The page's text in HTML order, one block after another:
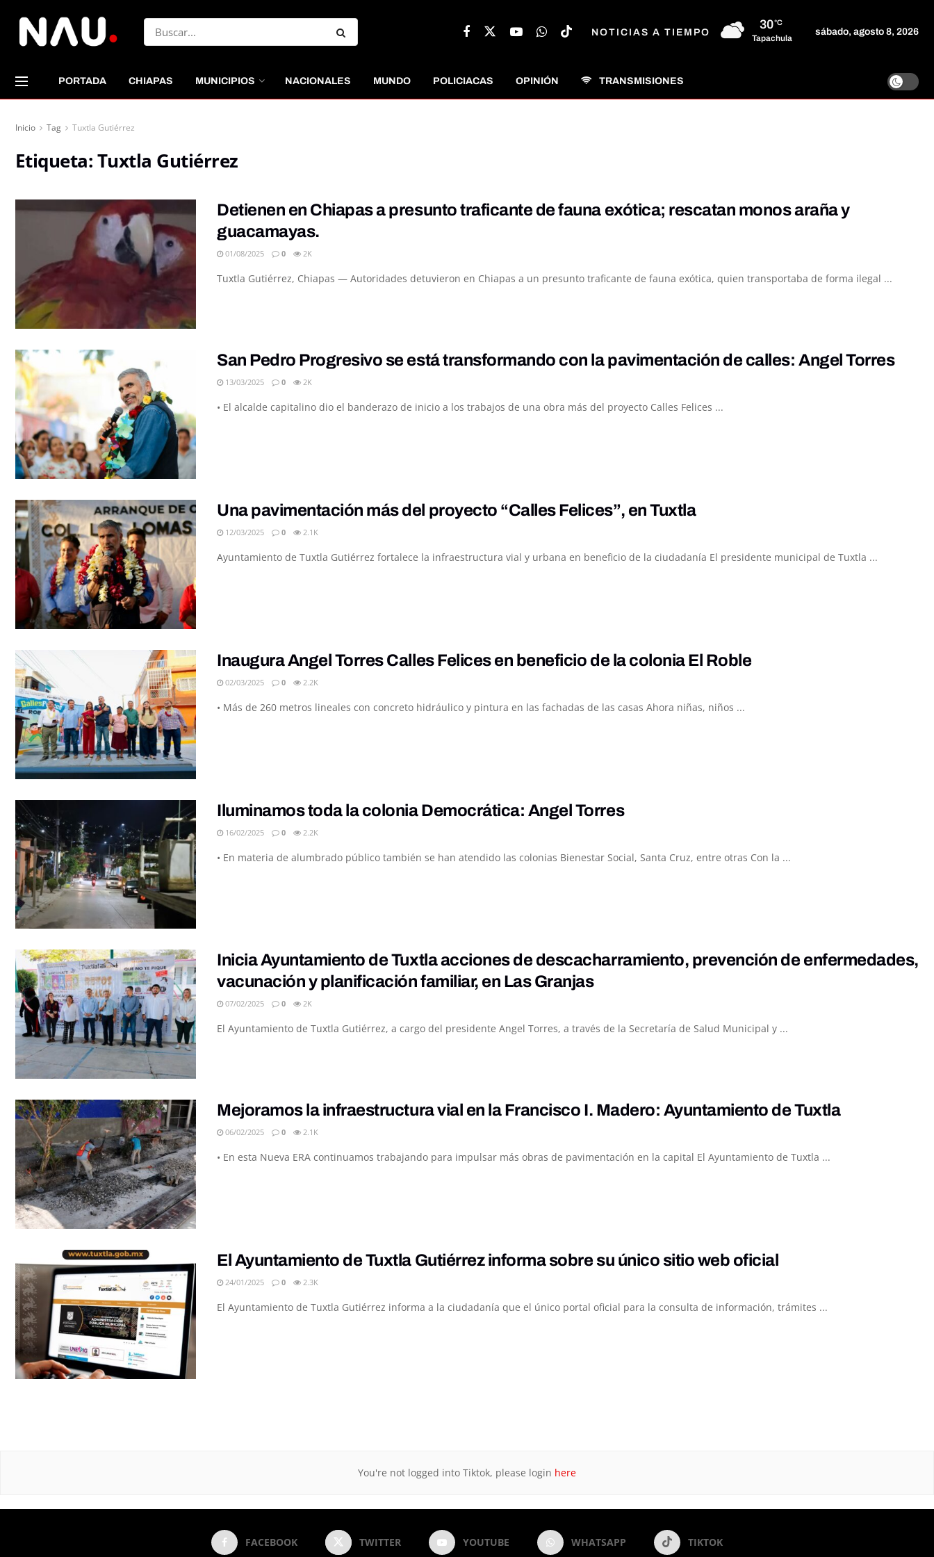
NOTICIAS A TIEMPO
30°C
Tapachula
sábado, agosto 8, 2026
PORTADA CHIAPAS MUNICIPIOS NACIONALES MUNDO POLICIACAS OPINIÓN TRANSMISIONES
Inicio Tag Tuxtla Gutiérrez
Etiqueta:Tuxtla Gutiérrez
Detienen en Chiapas a presunto traficante de fauna exótica; rescatan monos araña y
guacamayas.
01/08/2025 0 2K
Tuxtla Gutiérrez, Chiapas — Autoridades detuvieron en Chiapas a un presunto traficante de fauna exótica, quien transportaba de forma ilegal ...
San Pedro Progresivo se está transformando con la pavimentación de calles: Angel Torres
13/03/2025 0 2K
• El alcalde capitalino dio el banderazo de inicio a los trabajos de una obra más del proyecto Calles Felices ...
Una pavimentación más del proyecto “Calles Felices”, en Tuxtla
12/03/2025 0 2.1K
Ayuntamiento de Tuxtla Gutiérrez fortalece la infraestructura vial y urbana en beneficio de la ciudadanía El presidente municipal de Tuxtla ...
Inaugura Angel Torres Calles Felices en beneficio de la colonia El Roble
02/03/2025 0 2.2K
• Más de 260 metros lineales con concreto hidráulico y pintura en las fachadas de las casas Ahora niñas, niños ...
Iluminamos toda la colonia Democrática: Angel Torres
16/02/2025 0 2.2K
• En materia de alumbrado público también se han atendido las colonias Bienestar Social, Santa Cruz, entre otras Con la ...
Inicia Ayuntamiento de Tuxtla acciones de descacharramiento, prevención de enfermedades,
vacunación y planificación familiar, en Las Granjas
07/02/2025 0 2K
El Ayuntamiento de Tuxtla Gutiérrez, a cargo del presidente Angel Torres, a través de la Secretaría de Salud Municipal y ...
Mejoramos la infraestructura vial en la Francisco I. Madero: Ayuntamiento de Tuxtla
06/02/2025 0 2.1K
• En esta Nueva ERA continuamos trabajando para impulsar más obras de pavimentación en la capital El Ayuntamiento de Tuxtla ...
El Ayuntamiento de Tuxtla Gutiérrez informa sobre su único sitio web oficial
24/01/2025 0 2.3K
El Ayuntamiento de Tuxtla Gutiérrez informa a la ciudadanía que el único portal oficial para la consulta de información, trámites ...
You're not logged into Tiktok, please login here
FACEBOOK TWITTER YOUTUBE WHATSAPP TIKTOK